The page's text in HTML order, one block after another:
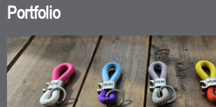
Portfolio